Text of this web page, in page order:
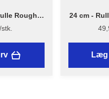
Rough
Excellence
24 cm -
Læg